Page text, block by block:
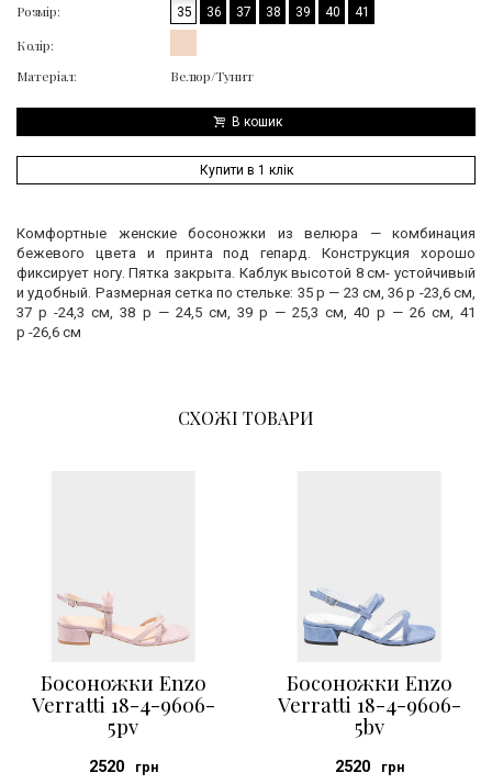
Розмір: 35 36 37 38 39 40 41
Колір:
Матеріал:
Велюр/Тунит
В кошик
Купити в 1 клік
Комфортные женские босоножки из велюра — комбинация
бежевого цвета и принта под гепард. Конструкция хорошо
фиксирует ногу. Пятка закрыта. Каблук высотой 8 см- устойчивый
и удобный. Размерная сетка по стельке: 35 р — 23 см, 36 р -23,6 см,
37 р -24,3 см, 38 р — 24,5 см, 39 р — 25,3 см, 40 р — 26 см, 41
р -26,6 см
СХОЖІ ТОВАРИ
Босоножки Enzo
Verratti 18-4-9606-
5pv
2520 грн
Босоножки Enzo
Verratti 18-4-9606-
5bv
2520 грн